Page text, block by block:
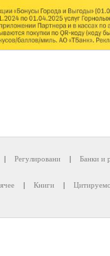
| Регулировани | Банки и
| Книги |